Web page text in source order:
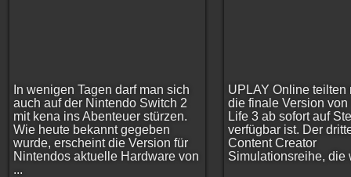
In wenigen Tagen darf man sich
auch auf der Nintendo Switch 2
mit kena ins Abenteuer stürzen.
Wie heute bekannt gegeben
wurde, erscheint die Version für
Nintendos aktuelle Hardware von
...
UPLAY Online teilten
die finale Version von
Life 3 ab sofort auf
verfügbar ist. Der
Content Creator
Simulationsreihe, die